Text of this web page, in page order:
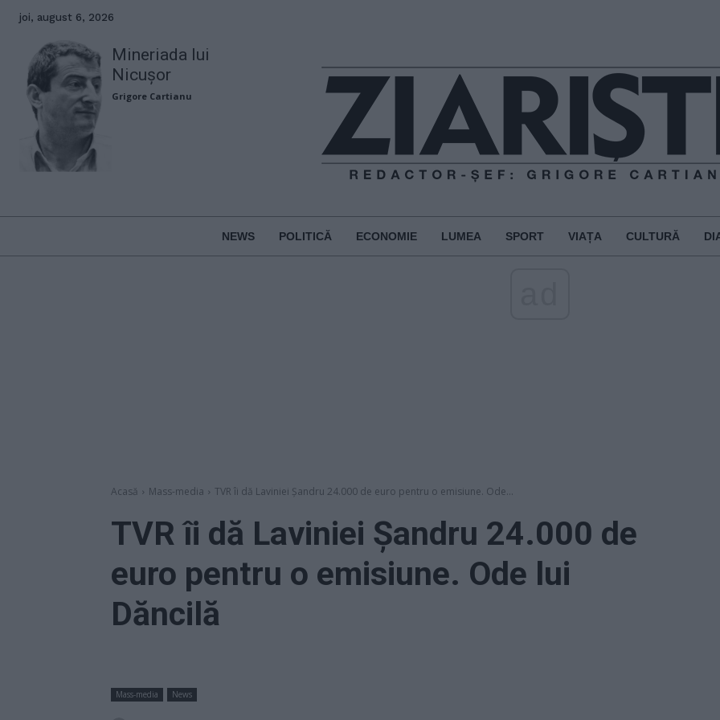
joi, august 6, 2026
Mineriada lui
Nicușor
Grigore Cartianu
NEWS POLITICĂ ECONOMIE LUMEA SPORT VIAȚA CULTURĂ
Acasă Mass-media TVR îi dă Laviniei Șandru 24.000 de euro pentru o emisiune. Ode...
TVR îi dă Laviniei Șandru 24.000 de
euro pentru o emisiune. Ode lui
Dăncilă
Mass-media News